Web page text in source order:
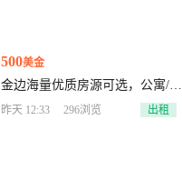
500美金
金边海量优质房源可选，公寓/办
公室都🈶️
昨天 12:33 296浏览 出租